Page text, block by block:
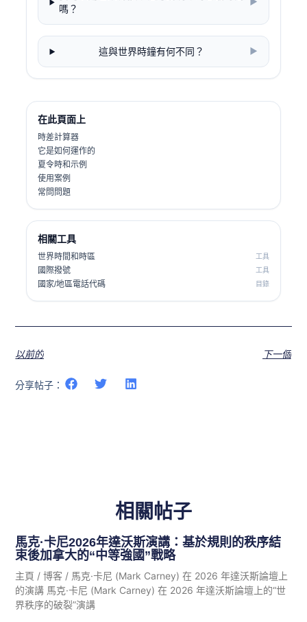
嗎？
▶
這與世界時鐘有何不同？ ▶
在此頁面上
時差計算器
它是如何運作的
夏令時和示例
使用案例
常問問題
相關工具
世界時間和時區 工具
國際撥號 工具
國家/地區電話代碼 目錄
以前的 下一個
分享帖子：
相關帖子
馬克·卡尼2026年達沃斯演講：基於規則的秩序結
束後加拿大的“中等強國”戰略
主頁 / 博客 / 馬克·卡尼 (Mark Carney) 在 2026 年達沃斯論壇上
的演講 馬克·卡尼 (Mark Carney) 在 2026 年達沃斯論壇上的“世
界秩序的破裂”演講